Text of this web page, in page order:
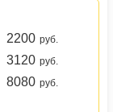
2200 руб.
3120 руб.
8080 руб.